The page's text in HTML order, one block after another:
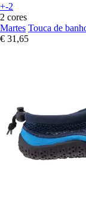
+-2
2 cores
Martes Touca de
€ 31,65